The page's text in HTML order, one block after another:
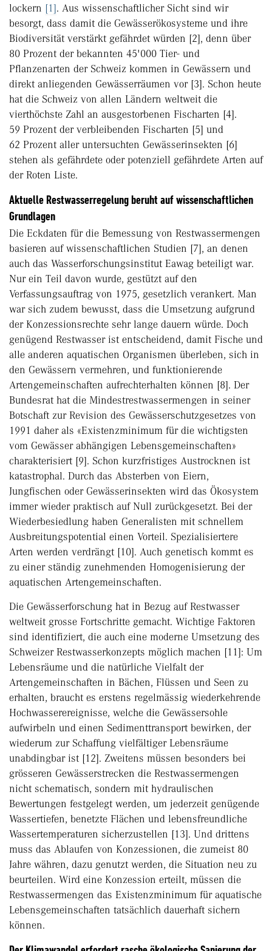
lockern [1]. Aus wissenschaftlicher Sicht sind wir
besorgt, dass damit die Gewässerökosysteme und ihre
Biodiversität verstärkt gefährdet würden [2], denn über
80 Prozent der bekannten 45'000 Tier- und
Pflanzenarten der Schweiz kommen in Gewässern und
direkt anliegenden Gewässerräumen vor [3]. Schon heute
hat die Schweiz von allen Ländern weltweit die
vierthöchste Zahl an ausgestorbenen Fischarten [4].
59 Prozent der verbleibenden Fischarten [5] und
62 Prozent aller untersuchten Gewässerinsekten [6]
stehen als gefährdete oder potenziell gefährdete Arten auf
der Roten Liste.
Aktuelle Restwasserregelung beruht auf wissenschaftlichen
Grundlagen
Die Eckdaten für die Bemessung von Restwassermengen
basieren auf wissenschaftlichen Studien [7], an denen
auch das Wasserforschungsinstitut Eawag beteiligt war.
Nur ein Teil davon wurde, gestützt auf den
Verfassungsauftrag von 1975, gesetzlich verankert. Man
war sich zudem bewusst, dass die Umsetzung aufgrund
der Konzessionsrechte sehr lange dauern würde. Doch
genügend Restwasser ist entscheidend, damit Fische und
alle anderen aquatischen Organismen überleben, sich in
den Gewässern vermehren, und funktionierende
Artengemeinschaften aufrechterhalten können [8]. Der
Bundesrat hat die Mindestrestwassermengen in seiner
Botschaft zur Revision des Gewässerschutzgesetzes von
1991 daher als «Existenzminimum für die wichtigsten
vom Gewässer abhängigen Lebensgemeinschaften»
charakterisiert [9]. Schon kurzfristiges Austrocknen ist
katastrophal. Durch das Absterben von Eiern,
Jungfischen oder Gewässerinsekten wird das Ökosystem
immer wieder praktisch auf Null zurückgesetzt. Bei der
Wiederbesiedlung haben Generalisten mit schnellem
Ausbreitungspotential einen Vorteil. Spezialisiertere
Arten werden verdrängt [10]. Auch genetisch kommt es
zu einer ständig zunehmenden Homogenisierung der
aquatischen Artengemeinschaften.
Die Gewässerforschung hat in Bezug auf Restwasser
weltweit grosse Fortschritte gemacht. Wichtige Faktoren
sind identifiziert, die auch eine moderne Umsetzung des
Schweizer Restwasserkonzepts möglich machen [11]: Um
Lebensräume und die natürliche Vielfalt der
Artengemeinschaften in Bächen, Flüssen und Seen zu
erhalten, braucht es erstens regelmässig wiederkehrende
Hochwasserereignisse, welche die Gewässersohle
aufwirbeln und einen Sedimenttransport bewirken, der
wiederum zur Schaffung vielfältiger Lebensräume
unabdingbar ist [12]. Zweitens müssen besonders bei
grösseren Gewässerstrecken die Restwassermengen
nicht schematisch, sondern mit hydraulischen
Bewertungen festgelegt werden, um jederzeit genügende
Wassertiefen, benetzte Flächen und lebensfreundliche
Wassertemperaturen sicherzustellen [13]. Und drittens
muss das Ablaufen von Konzessionen, die zumeist 80
Jahre währen, dazu genutzt werden, die Situation neu zu
beurteilen. Wird eine Konzession erteilt, müssen die
Restwassermengen das Existenzminimum für aquatische
Lebensgemeinschaften tatsächlich dauerhaft sichern
können.